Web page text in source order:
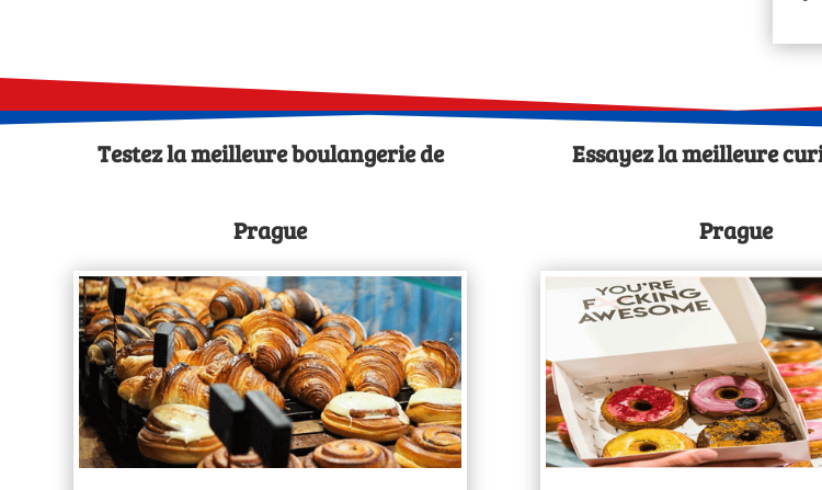
Testez la meilleure boulangerie de
Prague
Essayez la meilleure
Prague